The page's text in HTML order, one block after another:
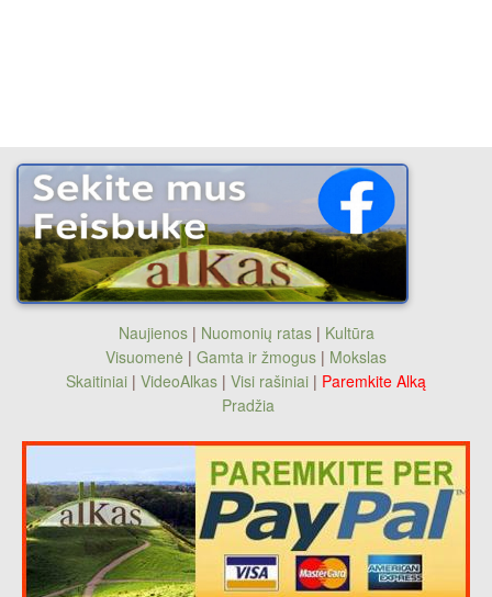
Naujienos| Nuomonių ratas| Kultūra
Visuomenė | Gamta ir žmogus | Mokslas
Skaitiniai | VideoAlkas | Visi rašiniai | Paremkite Alką
Pradžia